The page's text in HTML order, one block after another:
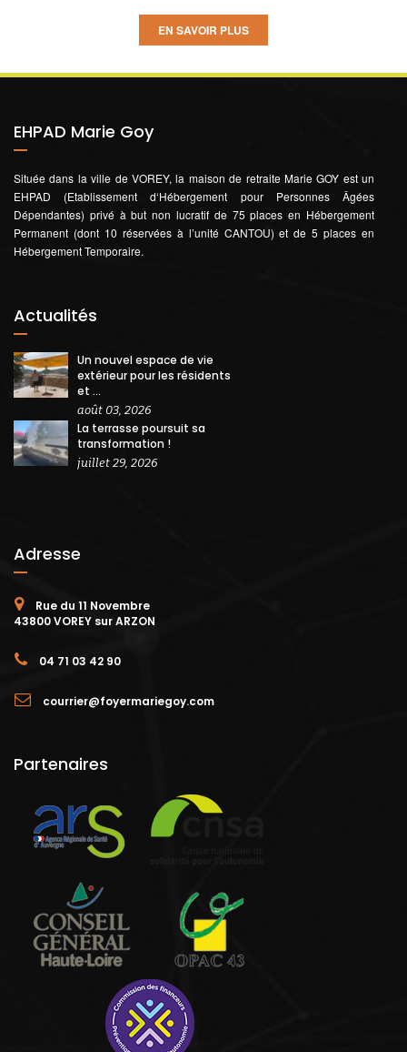
EN SAVOIR PLUS
EHPAD Marie Goy
Située dans la ville de VOREY, la maison de retraite Marie GOY est un
EHPAD (Etablissement d‘Hébergement pour Personnes Âgées
Dépendantes) privé à but non lucratif de 75 places en Hébergement
Permanent (dont 10 réservées à l’unité CANTOU) et de 5 places en
Hébergement Temporaire.
Actualités
Un nouvel espace de vie
extérieur pour les résidents
et ...
août 03, 2026
La terrasse poursuit sa
transformation !
juillet 29, 2026
Adresse
Rue du 11 Novembre
43800 VOREY sur ARZON
04 71 03 42 90
courrier@foyermariegoy.com
Partenaires